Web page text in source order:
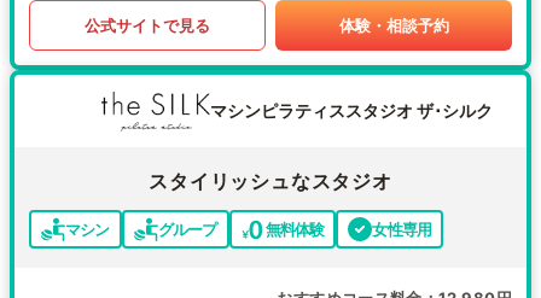
公式サイトで見る 体験・相談予約
マシンピラティススタジオ ザ･シルク
スタイリッシュなスタジオ
マシン グループ 無料体験 女性専用